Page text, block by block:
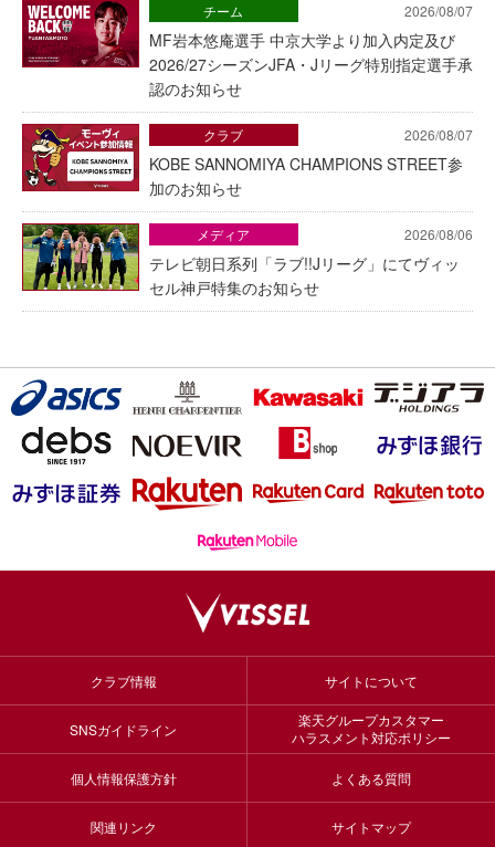
2026/08/07
MF岩本悠庵選手 中京大学より加入内定及び
2026/27シーズンJFA・Jリーグ特別指定選手承
認のお知らせ
チーム
2026/08/07
KOBE SANNOMIYA CHAMPIONS STREET参
加のお知らせ
クラブ
2026/08/06
テレビ朝日系列「ラブ!!Jリーグ」にてヴィッ
セル神戸特集のお知らせ
メディア
クラブ情報 サイトについて
SNSガイドライン
楽天グループカスタマー
ハラスメント対応ポリシー
個人情報保護方針 よくある質問
関連リンク サイトマップ